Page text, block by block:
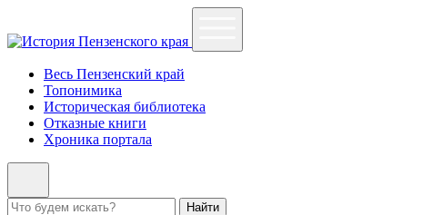
Весь Пензенский край
Топонимика
Историческая библиотека
Отказные книги
Хроника портала
Найти